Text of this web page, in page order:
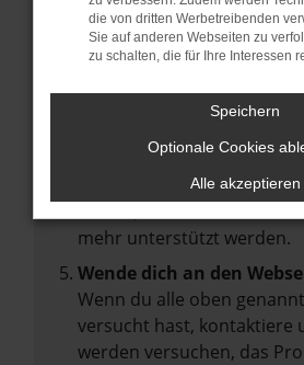
Das kann manchmal
vorübergehende
Betriebssystem auf dem
Veraltete Software birgt
Sicherheitsrisiko, sondern
mehr unterstützt werden.
Wende dich an den
Wenn du alle oben
versucht hast, kontaktiere
werden versuchen, das
die von dritten Werbetreibenden
Sie auf anderen Webseiten zu
zu schalten, die für Ihre Interessen
Speichern
Optionale Cookies
Alle akzeptieren